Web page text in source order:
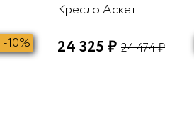
-10%
Кресло Аскет
24 325 ₽ 24 474 ₽